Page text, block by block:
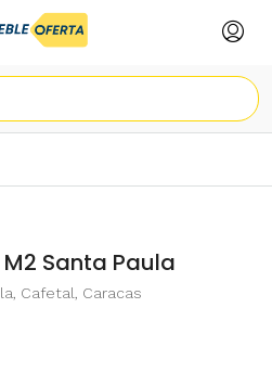
Leaflet|©OpenStreetMapcontributors
Santa Paula
Cafetal, Caracas